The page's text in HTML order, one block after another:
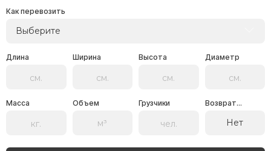
Как перевозить
Выберите
Длина Ширина Высота Диаметр
Масса Объем Грузчики Возврат...
Нет